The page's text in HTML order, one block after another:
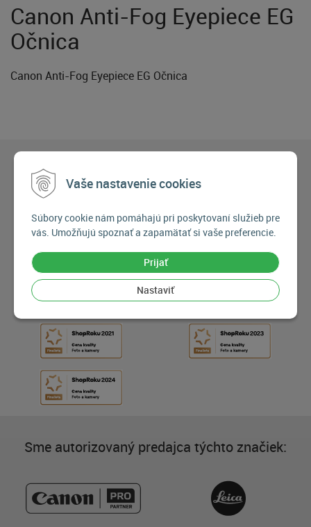
Vaše nastavenie cookies
Súbory cookie nám pomáhajú pri poskytovaní služieb pre
vás. Umožňujú spoznať a zapamätať si vaše preferencie.
Prijať
Nastaviť
Canon Anti-Fog Eyepiece EG
Očnica
Canon Anti-Fog Eyepiece EG Očnica
Sme autorizovaný predajca týchto značiek: